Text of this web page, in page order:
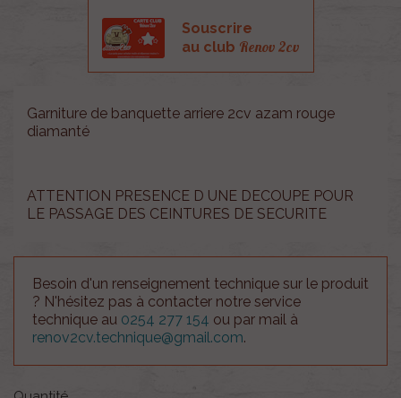
Souscrire
au club Renov 2cv
Garniture de banquette arriere 2cv azam rouge
diamanté
ATTENTION PRESENCE D UNE DECOUPE POUR
LE PASSAGE DES CEINTURES DE SECURITE
Besoin d'un renseignement technique sur le produit
? N'hésitez pas à contacter notre service
technique au 0254 277 154 ou par mail à
renov2cv.technique@gmail.com.